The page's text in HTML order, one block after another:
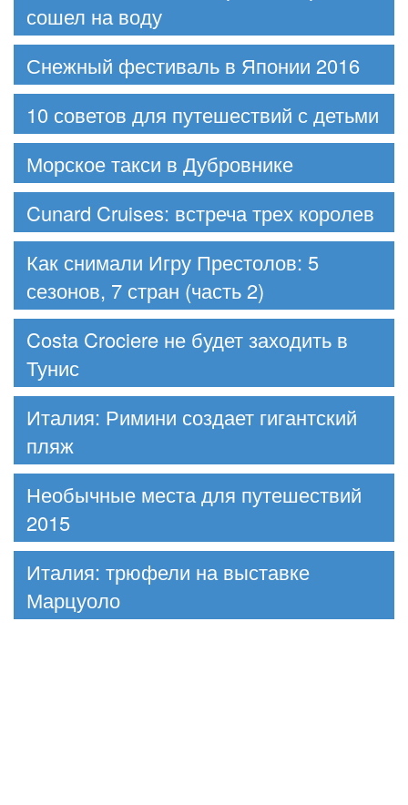
сошел на воду
Снежный фестиваль в Японии 2016
10 советов для путешествий с детьми
Морское такси в Дубровнике
Cunard Cruises: встреча трех королев
Как снимали Игру Престолов: 5
сезонов, 7 стран (часть 2)
Costa Crociere не будет заходить в
Тунис
Италия: Римини создает гигантский
пляж
Необычные места для путешествий
2015
Италия: трюфели на выставке
Марцуоло